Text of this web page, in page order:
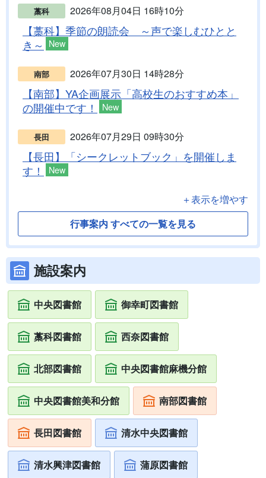
藁科 2026年08月04日 16時10分
【藁科】季節の朗読会 ～声で楽しむひとと
き～
New
南部 2026年07月30日 14時28分
【南部】YA企画展示「高校生のおすすめ本」
の開催中です！
New
長田 2026年07月29日 09時30分
【長田】「シークレットブック」を開催しま
す！
New
＋表示を増やす
行事案内 すべての一覧を見る
施設案内
中央図書館 御幸町図書館
藁科図書館 西奈図書館
北部図書館 中央図書館麻機分館
中央図書館美和分館 南部図書館
長田図書館 清水中央図書館
清水興津図書館 蒲原図書館